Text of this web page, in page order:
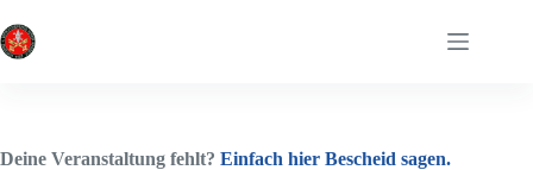
Inhalt
springen
Deine Veranstaltung fehlt? Einfach hier Bescheid sagen.